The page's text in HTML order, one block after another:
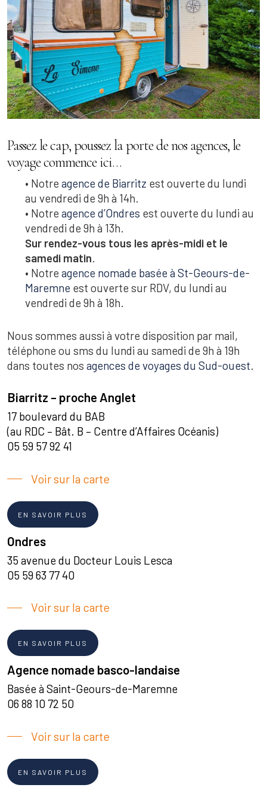
Passez le cap, poussez la porte de nos agences, le
voyage commence ici…
• Notreagence de Biarritz est ouverte du lundi
au vendredi de 9h à 14h.
• Notreagence d’Ondres est ouverte du lundi au
vendredi de 9h à 13h.
Sur rendez-vous tous les après-midi et le
samedi matin.
• Notreagence nomade basée à St-Geours-de-
Maremne est ouverte sur RDV, du lundi au
vendredi de 9h à 18h.
Nous sommes aussi à votre disposition par mail,
téléphone ou sms du lundi au samedi de 9h à 19h
dans toutes nosagences de voyages du Sud-ouest.
Biarritz – proche Anglet
17 boulevard du BAB
(au RDC – Bât. B – Centre d’Affaires Océanis)
05 59 57 92 41
Voir sur la carte
EN SAVOIR PLUS
Ondres
35 avenue du Docteur Louis Lesca
05 59 63 77 40
Voir sur la carte
EN SAVOIR PLUS
Agence nomade basco-landaise
Basée à Saint-Geours-de-Maremne
06 88 10 72 50
Voir sur la carte
EN SAVOIR PLUS